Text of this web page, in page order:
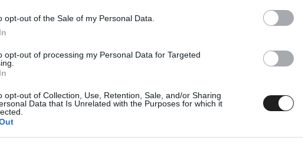
opt-out of the Sale of my Personal Data.
opt-out of processing my Personal Data for Targeted
opt-out of Collection, Use, Retention, Sale, and/or Sharing
Data that Is Unrelated with the Purposes for which it
legutoljára 2017-ben versenyzett a
szerint a helyi autósport szövetség
lehessenek az F1 versenynaptárának.
alapján épült meg, és 1999-ben rendeztek
még nagy volt az érdeklődés a sport iránt,
és így a helyi vezetők úgy döntöttek, hogy
és távoztak a sportból.